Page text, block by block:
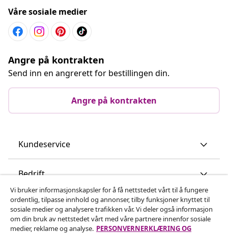
Våre sosiale medier
Angre på kontrakten
Send inn en angrerett for bestillingen din.
Angre på kontrakten
Kundeservice
Bedrift
vidaXL
Vi bruker informasjonskapsler for å få nettstedet vårt til å fungere
ordentlig, tilpasse innhold og annonser, tilby funksjoner knyttet til
sosiale medier og analysere trafikken vår. Vi deler også informasjon
om din bruk av nettstedet vårt med våre partnere innenfor sosiale
medier, reklame og analyse. PERSONVERNERKLÆRING OG